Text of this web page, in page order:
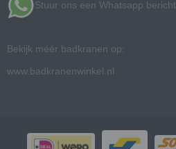
Stuur ons een Whatsapp bericht
Bekijk méér badkranen op:
www.badkranenwinkel.nl